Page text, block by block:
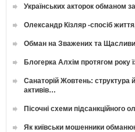
Українських акторок обманом
Олександр Кізляр -спосіб
Обман на Зважених та
Блогерка Алхім протягом року
Санаторій Жовтень: структура
активів…
Пісочні схеми підсанкційного
Як київськи мошенники